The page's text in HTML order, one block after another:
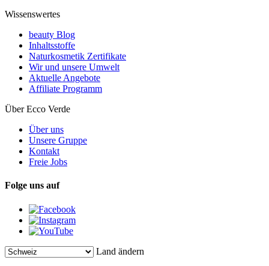
Wissenswertes
beauty Blog
Inhaltsstoffe
Naturkosmetik Zertifikate
Wir und unsere Umwelt
Aktuelle Angebote
Affiliate Programm
Über Ecco Verde
Über uns
Unsere Gruppe
Kontakt
Freie Jobs
Folge uns auf
Land ändern